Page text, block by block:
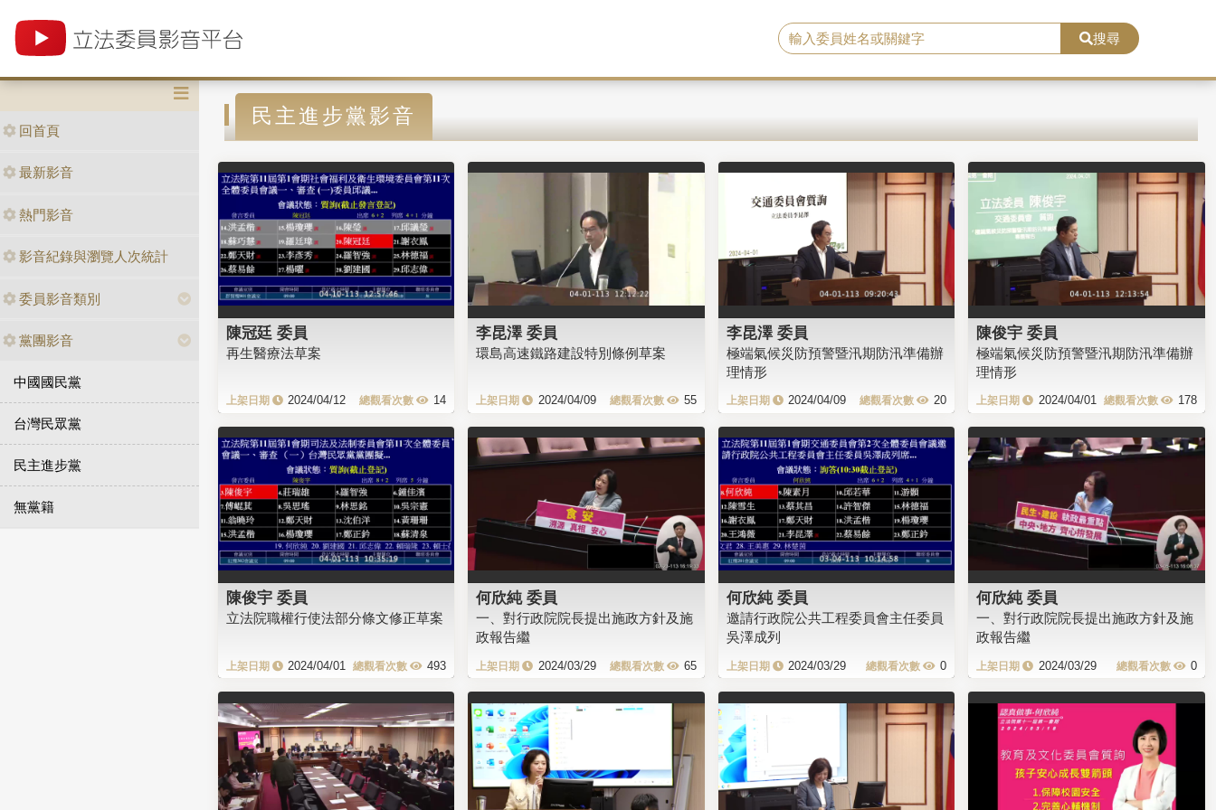
搜尋
回首頁
最新影音
熱門影音
影音紀錄與瀏覽人次統計
委員影音類別
黨團影音
中國國民黨
台灣民眾黨
民主進步黨
無黨籍
民主進步黨影音
陳冠廷 委員
再生醫療法草案
2024/04/12 14
李昆澤 委員
環島高速鐵路建設特別條例草案
2024/04/09 55
李昆澤 委員
極端氣候災防預警暨汛期防汛準備辦
理情形
2024/04/09 20
陳俊宇 委員
極端氣候災防預警暨汛期防汛準備辦
理情形
2024/04/01 178
陳俊宇 委員
立法院職權行使法部分條文修正草案
2024/04/01 493
何欣純 委員
一、對行政院院長提出施政方針及施
政報告繼
2024/03/29 65
何欣純 委員
邀請行政院公共工程委員會主任委員
吳澤成列
2024/03/29 0
何欣純 委員
一、對行政院院長提出施政方針及施
政報告繼
2024/03/29 0